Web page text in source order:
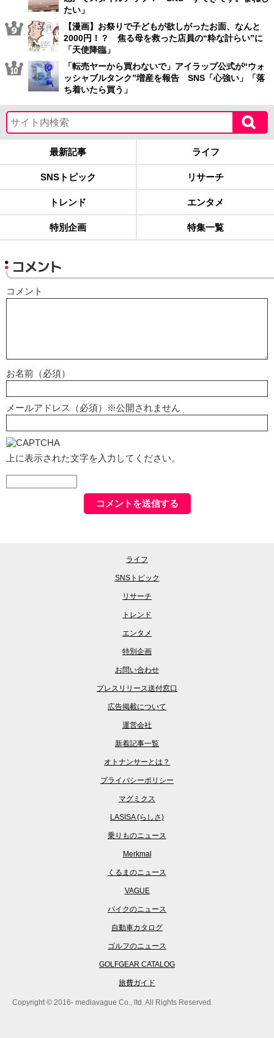
たい」
【漫画】お祭りで子どもが欲しがったお面、なんと
2000円！？ 焦る母を救った店員の“粋な計らい”に
「天使降臨」
「転売ヤーから買わないで」アイラップ公式が“ウォ
ッシャブルタンク”増産を報告 SNS「心強い」「落
ち着いたら買う」
最新記事 ライフ
SNSトピック リサーチ
トレンド エンタメ
特別企画 特集一覧
コメント
コメント
お名前（必須）
メールアドレス（必須）※公開されません
上に表示された文字を入力してください。
ライフ
SNSトピック
リサーチ
トレンド
エンタメ
特別企画
お問い合わせ
プレスリリース送付窓口
広告掲載について
運営会社
新着記事一覧
オトナンサーとは？
プライバシーポリシー
マグミクス
LASISA (らしさ)
乗りものニュース
Merkmal
くるまのニュース
VAGUE
バイクのニュース
自動車カタログ
ゴルフのニュース
GOLFGEAR CATALOG
旅費ガイド
Copyright © 2016- mediavague Co., ltd. All Rights Reserved.